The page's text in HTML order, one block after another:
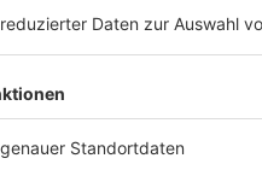
zu Barbara
Mit den Waffeln einer Frau